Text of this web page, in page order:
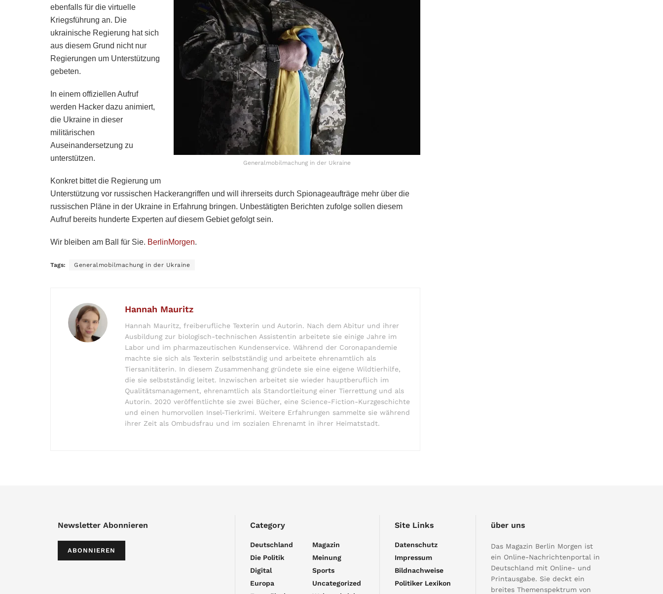
Generalmobilmachung in der Ukraine
ebenfalls für die virtuelle
Kriegsführung an. Die
ukrainische Regierung hat sich
aus diesem Grund nicht nur
Regierungen um Unterstützung
gebeten.
In einem offiziellen Aufruf
werden Hacker dazu animiert,
die Ukraine in dieser
militärischen
Auseinandersetzung zu
unterstützen.
Konkret bittet die Regierung um
Unterstützung vor russischen Hackerangriffen und will ihrerseits durch Spionageaufträge mehr über die
russischen Pläne in der Ukraine in Erfahrung bringen. Unbestätigten Berichten zufolge sollen diesem
Aufruf bereits hunderte Experten auf diesem Gebiet gefolgt sein.
Wir bleiben am Ball für Sie. BerlinMorgen.
Tags: Generalmobilmachung in der Ukraine
Hannah Mauritz
Hannah Mauritz, freiberufliche Texterin und Autorin. Nach dem Abitur und ihrer
Ausbildung zur biologisch-technischen Assistentin arbeitete sie einige Jahre im
Labor und im pharmazeutischen Kundenservice. Während der Coronapandemie
machte sie sich als Texterin selbstständig und arbeitete ehrenamtlich als
Tiersanitäterin. In diesem Zusammenhang gründete sie eine eigene Wildtierhilfe,
die sie selbstständig leitet. Inzwischen arbeitet sie wieder hauptberuflich im
Qualitätsmanagement, ehrenamtlich als Standortleitung einer Tierrettung und als
Autorin. 2020 veröffentlichte sie zwei Bücher, eine Science-Fiction-Kurzgeschichte
und einen humorvollen Insel-Tierkrimi. Weitere Erfahrungen sammelte sie während
ihrer Zeit als Ombudsfrau und im sozialen Ehrenamt in ihrer Heimatstadt.
Newsletter Abonnieren
ABONNIEREN
Category
Deutschland
Die Politik
Digital
Europa
Magazin
Meinung
Sports
Uncategorized
Site Links
Datenschutz
Impressum
Bildnachweise
Politiker Lexikon
über uns
Das Magazin Berlin Morgen ist
ein Online-Nachrichtenportal in
Deutschland mit Online- und
Printausgabe. Sie deckt ein
breites Themenspektrum von